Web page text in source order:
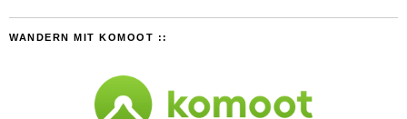
WANDERN MIT KOMOOT ::